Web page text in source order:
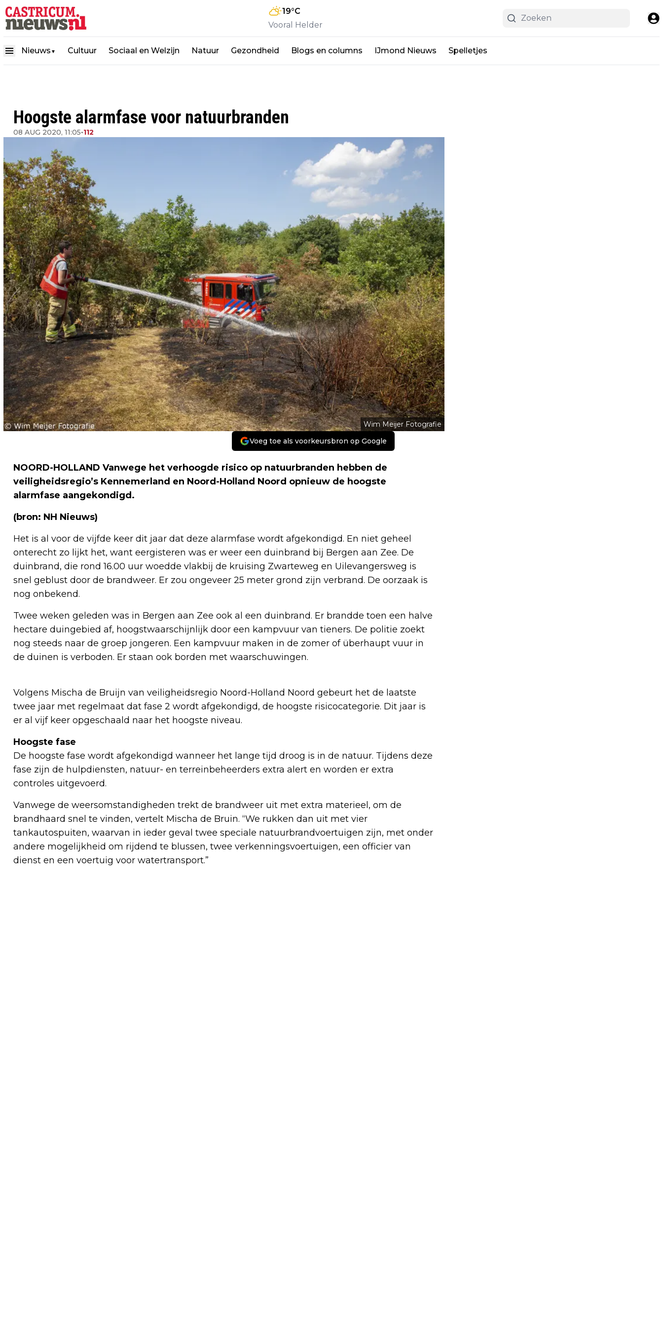
19°C
Vooral Helder
Nieuws ▼ Cultuur Sociaal en Welzijn Natuur Gezondheid Blogs en columns IJmond Nieuws Spelletjes
Hoogste alarmfase voor natuurbranden
08 AUG 2020, 11:05•112
Wim Meijer Fotografie
Voeg toe als voorkeursbron op Google
NOORD-HOLLAND Vanwege het verhoogde risico op natuurbranden hebben de
veiligheidsregio’s Kennemerland en Noord-Holland Noord opnieuw de hoogste
alarmfase aangekondigd.
(bron: NH Nieuws)
Het is al voor de vijfde keer dit jaar dat deze alarmfase wordt afgekondigd. En niet geheel
onterecht zo lijkt het, want eergisteren was er weer een duinbrand bij Bergen aan Zee. De
duinbrand, die rond 16.00 uur woedde vlakbij de kruising Zwarteweg en Uilevangersweg is
snel geblust door de brandweer. Er zou ongeveer 25 meter grond zijn verbrand. De oorzaak is
nog onbekend.
Twee weken geleden was in Bergen aan Zee ook al een duinbrand. Er brandde toen een halve
hectare duingebied af, hoogstwaarschijnlijk door een kampvuur van tieners. De politie zoekt
nog steeds naar de groep jongeren. Een kampvuur maken in de zomer of überhaupt vuur in
de duinen is verboden. Er staan ook borden met waarschuwingen.
Volgens Mischa de Bruijn van veiligheidsregio Noord-Holland Noord gebeurt het de laatste
twee jaar met regelmaat dat fase 2 wordt afgekondigd, de hoogste risicocategorie. Dit jaar is
er al vijf keer opgeschaald naar het hoogste niveau.
Hoogste fase
De hoogste fase wordt afgekondigd wanneer het lange tijd droog is in de natuur. Tijdens deze
fase zijn de hulpdiensten, natuur- en terreinbeheerders extra alert en worden er extra
controles uitgevoerd.
Vanwege de weersomstandigheden trekt de brandweer uit met extra materieel, om de
brandhaard snel te vinden, vertelt Mischa de Bruin. “We rukken dan uit met vier
tankautospuiten, waarvan in ieder geval twee speciale natuurbrandvoertuigen zijn, met onder
andere mogelijkheid om rijdend te blussen, twee verkenningsvoertuigen, een officier van
dienst en een voertuig voor watertransport.”